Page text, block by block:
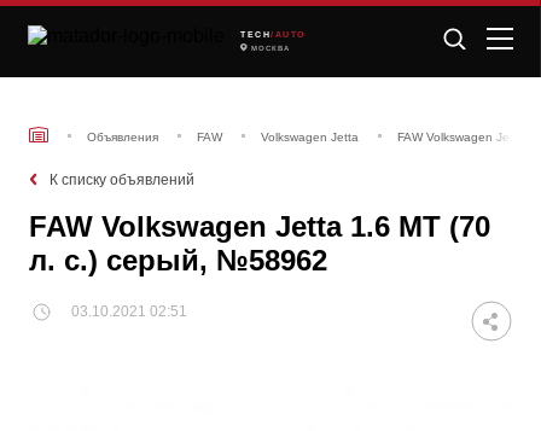
TECH /AUTO
МОСКВА
Объявления FAW Volkswagen Jetta FAW Volkswagen Jetta
К списку объявлений
FAW Volkswagen Jetta 1.6 MT (70
л. с.) серый, №58962
03.10.2021 02:51